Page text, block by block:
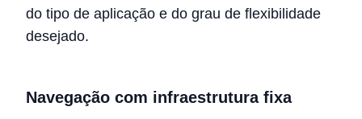
do tipo de aplicação e do grau de flexibilidade
desejado.
Navegação com infraestrutura fixa